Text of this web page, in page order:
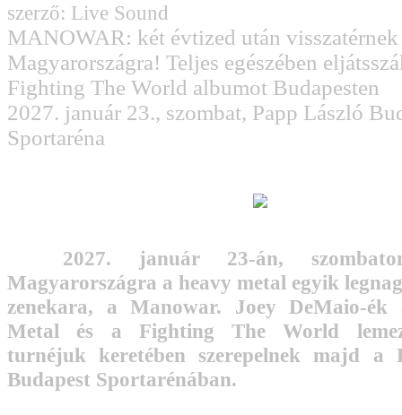
szerző: Live Sound
MANOWAR: két évtized után visszatérnek
Magyarországra! Teljes egészében
Fighting The World albumot Budapesten
2027. január 23., szombat, Papp László
Sportaréna
2027. január 23-án,
Magyarországra a heavy metal egyik
zenekara, a Manowar. Joey DeMaio-
Metal és a Fighting The World
turnéjuk keretében szerepelnek majd a
Budapest Sportarénában.